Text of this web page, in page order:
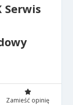
Serwis
Zamieść opinię